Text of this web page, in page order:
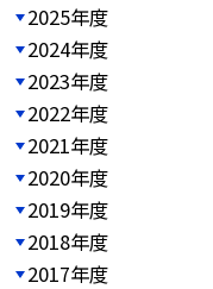
2025年度
2024年度
2023年度
2022年度
2021年度
2020年度
2019年度
2018年度
2017年度